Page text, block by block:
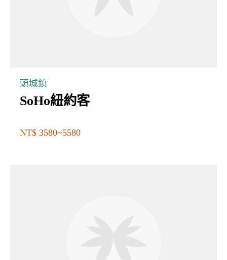
頭城鎮
SoHo紐約客
NT$ 3580~5580